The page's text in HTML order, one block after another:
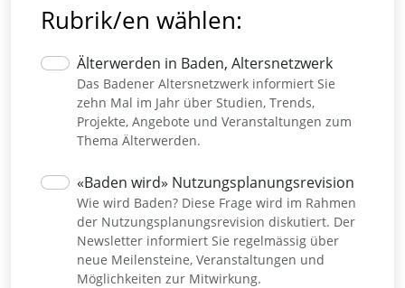
Rubrik/en wählen:
Älterwerden in Baden, Altersnetzwerk
Das Badener Altersnetzwerk informiert Sie
zehn Mal im Jahr über Studien, Trends,
Projekte, Angebote und Veranstaltungen zum
Thema Älterwerden.
«Baden wird» Nutzungsplanungsrevision
Wie wird Baden? Diese Frage wird im Rahmen
der Nutzungsplanungsrevision diskutiert. Der
Newsletter informiert Sie regelmässig über
neue Meilensteine, Veranstaltungen und
Möglichkeiten zur Mitwirkung.